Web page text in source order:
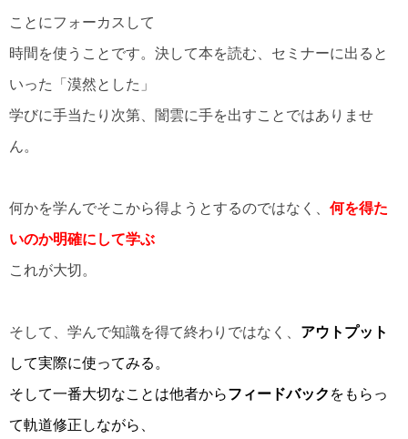
ことにフォーカスして
時間を使うことです。決して本を読む、セミナーに出ると
いった「漠然とした」
学びに手当たり次第、闇雲に手を出すことではありませ
ん。
何かを学んでそこから得ようとするのではなく、 何を得た
いのか明確にして学ぶ
これが大切。
そして、学んで知識を得て終わりではなく、 アウトプット
して実際に使ってみる。
そして一番大切なことは他者からフィードバック をもらっ
て軌道修正しながら、